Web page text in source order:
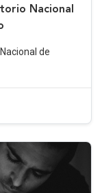
Nacional
de